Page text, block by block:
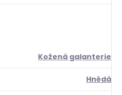
Kožená galanterie
Hnědá